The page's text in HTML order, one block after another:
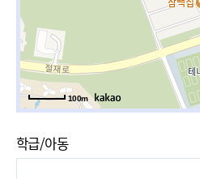
100m
학급/아동